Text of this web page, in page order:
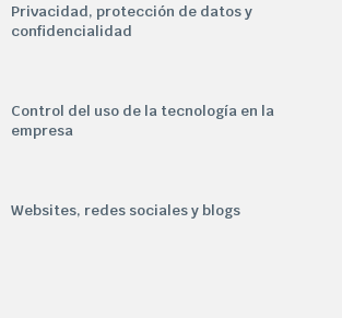
Privacidad, protección de datos y
confidencialidad
Control del uso de la tecnología en la
empresa
Websites, redes sociales y blogs